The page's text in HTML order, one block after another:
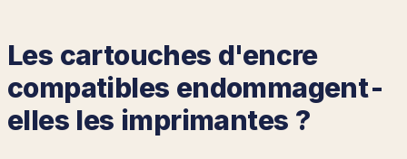
Les cartouches d'encre
compatibles endommagent-
elles les imprimantes ?